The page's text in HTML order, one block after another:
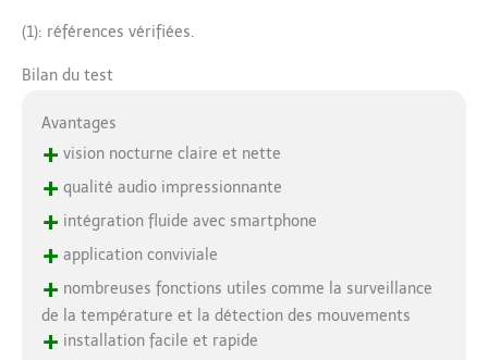
(1): références vérifiées.
Bilan du test
Avantages
+ vision nocturne claire et nette
+ qualité audio impressionnante
+ intégration fluide avec smartphone
+ application conviviale
+ nombreuses fonctions utiles comme la surveillance
de la température et la détection des mouvements
+ installation facile et rapide